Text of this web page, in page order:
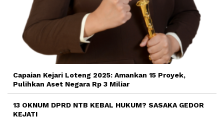
Capaian Kejari Loteng 2025: Amankan 15 Proyek,
Pulihkan Aset Negara Rp 3 Miliar
13 OKNUM DPRD NTB KEBAL HUKUM? SASAKA GEDOR
KEJATI